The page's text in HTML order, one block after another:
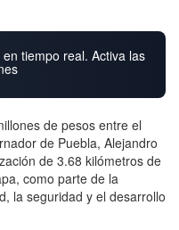
tiempo real. Activa las
de pesos entre el
de Puebla, Alejandro
de 3.68 kilómetros de
como parte de la
la seguridad y el desarrollo